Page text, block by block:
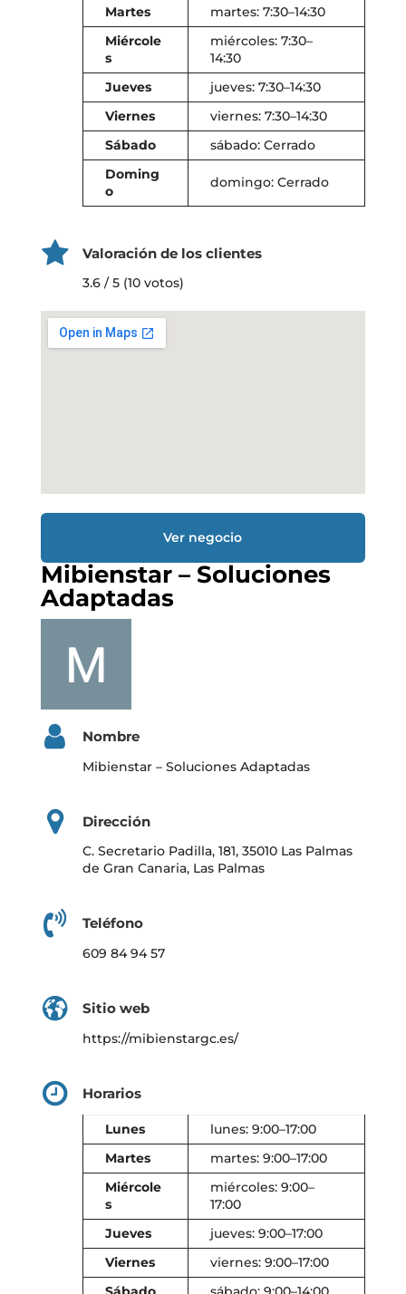
Martes
martes: 7:30–14:30
Miércole
s
miércoles: 7:30–
14:30
Jueves
jueves: 7:30–14:30
Viernes
viernes: 7:30–14:30
Sábado
sábado: Cerrado
Doming
o
domingo: Cerrado
Valoración de los clientes
3.6 / 5 (10 votos)
Ver negocio
Mibienstar – Soluciones
Adaptadas
Nombre
Mibienstar – Soluciones Adaptadas
Dirección
C. Secretario Padilla, 181, 35010 Las Palmas
de Gran Canaria, Las Palmas
Teléfono
609 84 94 57
Sitio web
https://mibienstargc.es/
Horarios
Lunes
lunes: 9:00–17:00
Martes
martes: 9:00–17:00
Miércole
s
miércoles: 9:00–
17:00
Jueves
jueves: 9:00–17:00
Viernes
viernes: 9:00–17:00